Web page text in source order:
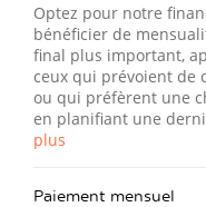
Optez pour notre
bénéficier de
final plus important,
ceux qui prévoient de
ou qui préfèrent une
en planifiant une
plus
Paiement mensuel